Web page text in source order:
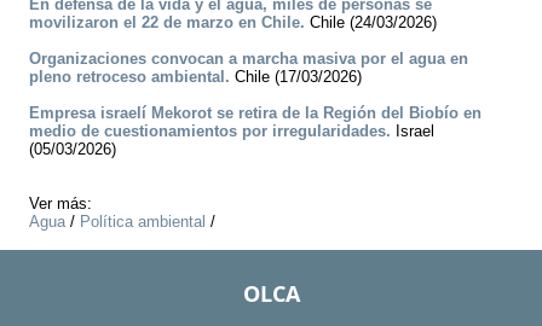
En defensa de la vida y el agua, miles de personas se
movilizaron el 22 de marzo en Chile. Chile (24/03/2026)
Organizaciones convocan a marcha masiva por el agua en
pleno retroceso ambiental. Chile (17/03/2026)
Empresa israelí Mekorot se retira de la Región del Biobío en
medio de cuestionamientos por irregularidades. Israel
(05/03/2026)
Ver más:
Agua/ Política ambiental /
OLCA